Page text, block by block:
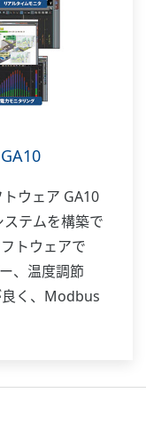
ウェア GA10
テムを構築で
トウェアで
、温度調節
く、Modbus